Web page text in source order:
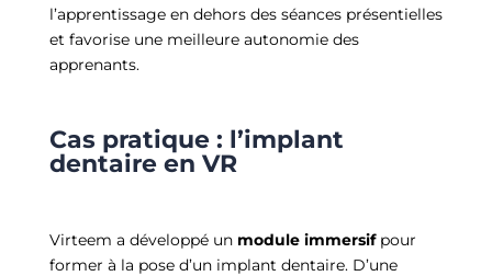
l’apprentissage en dehors des séances présentielles
et favorise une meilleure autonomie des
apprenants.
Cas pratique : l’implant
dentaire en VR
Virteem a développé un module immersifpour
former à la pose d’un implant dentaire. D’une